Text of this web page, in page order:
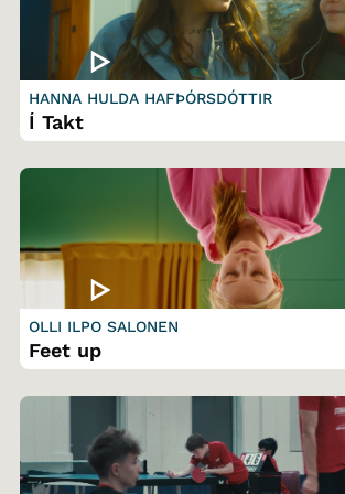
HANNA HULDA HAFÞÓRSDÓTTIR
Í Takt
OLLI ILPO SALONEN
Feet up